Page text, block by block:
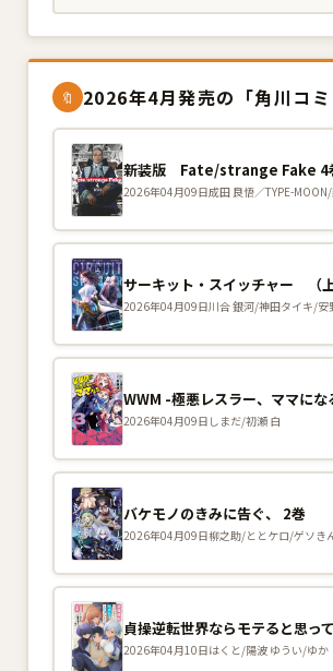
🔖 2026年4月発売の「角川コミ
新装版 Fate/strange Fake 4
2026年04月09日成田 良悟／TYPE-
サーキット・スイッチャー （
2026年04月09日川合 銀河/神田タイキ/安
WWM -極悪レスラー、ママにな
2026年04月09日 しまだ/初瀬 白
バケモノのきみに告ぐ、 2巻
2026年04月09日柳之助/ととケロ/ゲソき
貞操逆転世界ならモテると思
2026年04月10日はくと/陽波 ゆうい/ゆか